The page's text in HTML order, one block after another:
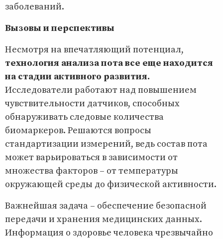
заболеваний.
Вызовы и перспективы
Несмотря на впечатляющий потенциал,
технология анализа пота все еще находится
на стадии активного развития.
Исследователи работают над повышением
чувствительности датчиков, способных
обнаруживать следовые количества
биомаркеров. Решаются вопросы
стандартизации измерений, ведь состав пота
может варьироваться в зависимости от
множества факторов – от температуры
окружающей среды до физической активности.
Важнейшая задача – обеспечение безопасной
передачи и хранения медицинских данных.
Информация о здоровье человека чрезвычайно